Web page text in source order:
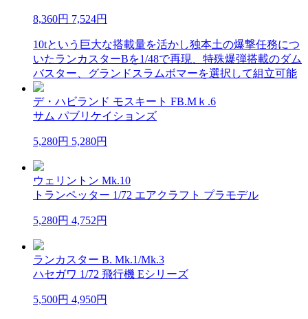
8,360円 7,524円
10tという巨大な搭載量を活かし独本土の爆撃任務につ
いたランカスターBを1/48で再現、特殊爆弾搭載のダム
バスター、グランドスラムボマーを選択して組立可能
デ・ハビランド モスキート FB.Mｋ.6
サム パブリケイションズ
5,280円 5,280円
ウェリントン Mk.10
トランペッター 1/72 エアクラフト プラモデル
5,280円 4,752円
ランカスター B. Mk.1/Mk.3
ハセガワ 1/72 飛行機 Eシリーズ
5,500円 4,950円